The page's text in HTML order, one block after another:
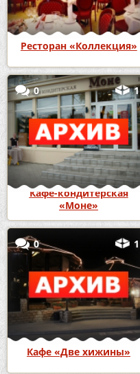
Ресторан «Коллекция»
0 1
Кафе-кондитерская
«Моне»
0 1
Кафе «Две хижины»